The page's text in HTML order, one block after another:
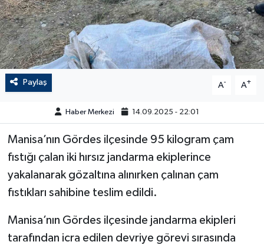
Paylaş A- A+
Haber Merkezi 14.09.2025 - 22:01
Manisa’nın Gördes ilçesinde 95 kilogram çam
fıstığı çalan iki hırsız jandarma ekiplerince
yakalanarak gözaltına alınırken çalınan çam
fıstıkları sahibine teslim edildi.
Manisa’nın Gördes ilçesinde jandarma ekipleri
tarafından icra edilen devriye görevi sırasında